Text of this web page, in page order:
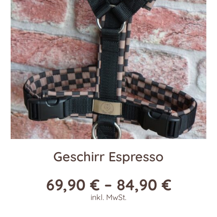
Geschirr Espresso
69,90€ – 84,90€
inkl. MwSt.